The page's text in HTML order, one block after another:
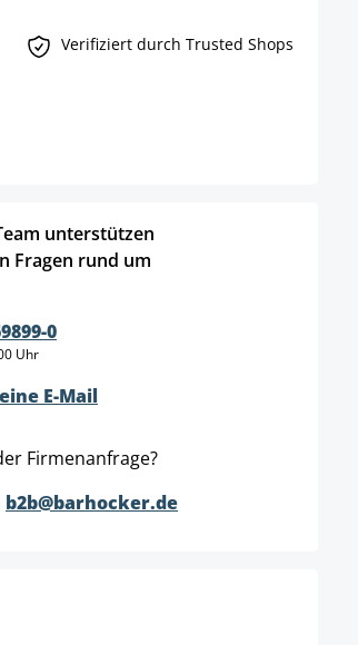
Verifiziert durch Trusted Shops
unterstützen
Fragen rund um
0
Uhr
E-Mail
Firmenanfrage?
b2b@barhocker.de